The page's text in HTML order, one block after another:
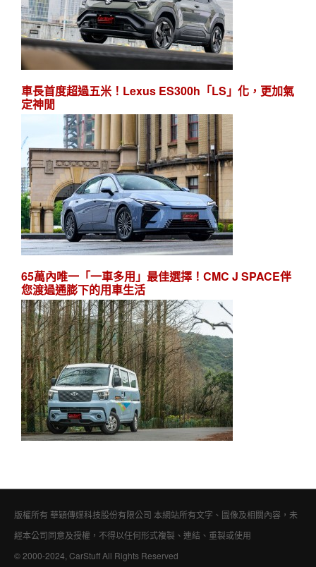
車長首度超過五米！Lexus ES300h「LS」化，更加氣
定神閒
65萬內唯一「一車多用」最佳選擇！CMC J SPACE伴
您渡過通膨下的用車生活
版權所有 華穎傳媒科技股份有限公司 本網站所有文字、圖像及相關內容，未
經本公司同意及授權，不得以任何形式複製、連結、重製或使用
© 2000-2024, CarStuff All Rights Reserved